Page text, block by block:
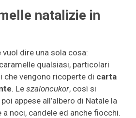
natalizie in
vuol dire una sola cosa:
qualsiasi, particolari
che vengono ricoperte di carta
. Le szaloncukor, così si
appese all’albero di Natale la
noci, candele ed anche fiocchi.